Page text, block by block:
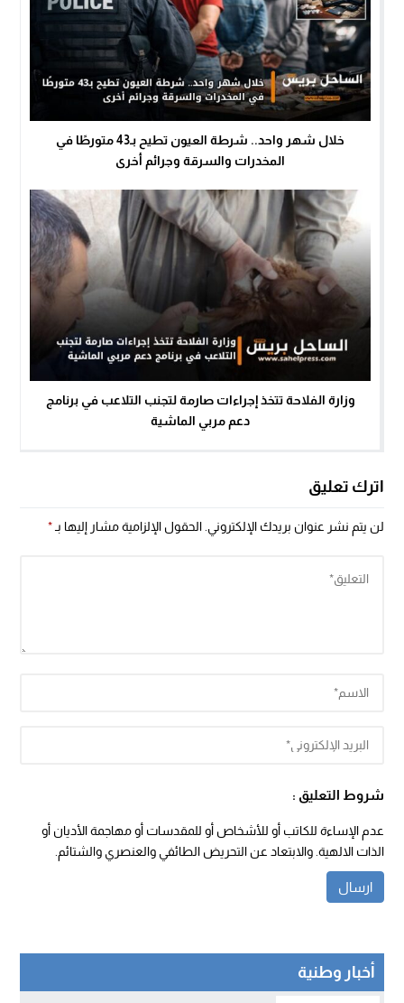
خلال شهر واحد.. شرطة العيون تطيح بـ43 متورطًا في
المخدرات والسرقة وجرائم أخرى
وزارة الفلاحة تتخذ إجراءات صارمة لتجنب التلاعب في برنامج
دعم مربي الماشية
اترك تعليق
لن يتم نشر عنوان بريدك الإلكتروني. الحقول الإلزامية مشار إليها بـ*
شروط التعليق :
عدم الإساءة للكاتب أو للأشخاص أو للمقدسات أو مهاجمة الأديان أو
الذات الالهية. والابتعاد عن التحريض الطائفي والعنصري والشتائم.
أخبار وطنية